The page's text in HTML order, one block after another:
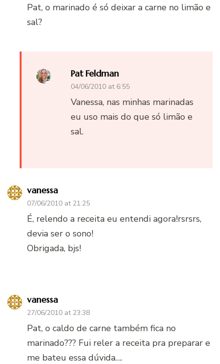
Pat, o marinado é só deixar a carne no limão e
sal?
Pat Feldman
04/06/2010 at 6:55
Vanessa, nas minhas marinadas
eu uso mais do que só limão e
sal.
vanessa
07/06/2010 at 21:25
É, relendo a receita eu entendi agora!rsrsrs,
devia ser o sono!
Obrigada, bjs!
vanessa
27/06/2010 at 23:38
Pat, o caldo de carne também fica no
marinado??? Fui reler a receita pra preparar e
me bateu essa dúvida….